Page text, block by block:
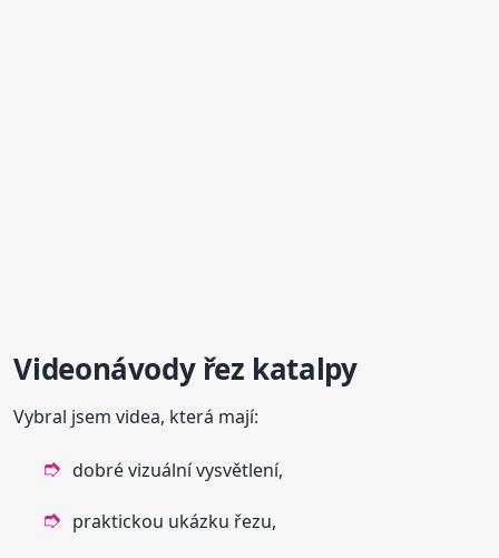
Videonávody řez katalpy
Vybral jsem videa, která mají:
dobré vizuální vysvětlení,
praktickou ukázku řezu,